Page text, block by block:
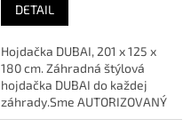
DETAIL
Hojdačka DUBAI, 201 x 125 x
180 cm. Záhradná štýlová
hojdačka DUBAI do každej
záhrady.Sme AUTORIZOVANÝ
predajca značky